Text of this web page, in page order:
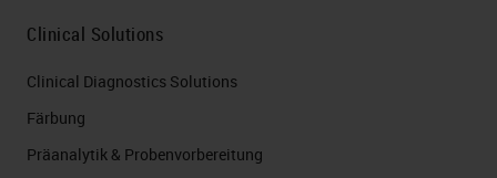
Clinical Solutions
Clinical Diagnostics Solutions
Färbung
Präanalytik & Probenvorbereitung